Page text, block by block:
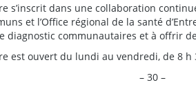
s’inscrit dans une collaboration
et l’Office régional de la santé
diagnostic communautaires et à offrir
est ouvert du lundi au vendredi, de 8 h
– 30 –